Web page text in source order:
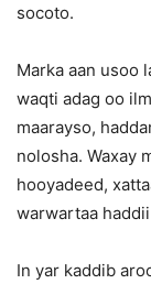
socoto.
Marka aan usoo
waqti adag oo
maarayso,
nolosha. Waxay
hooyadeed,
warwartaa
In yar kaddib